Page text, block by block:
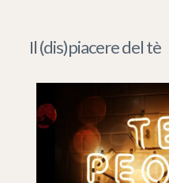
Il (dis)piacere del tè